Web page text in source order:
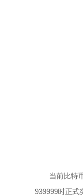
当前比特
939999时正式